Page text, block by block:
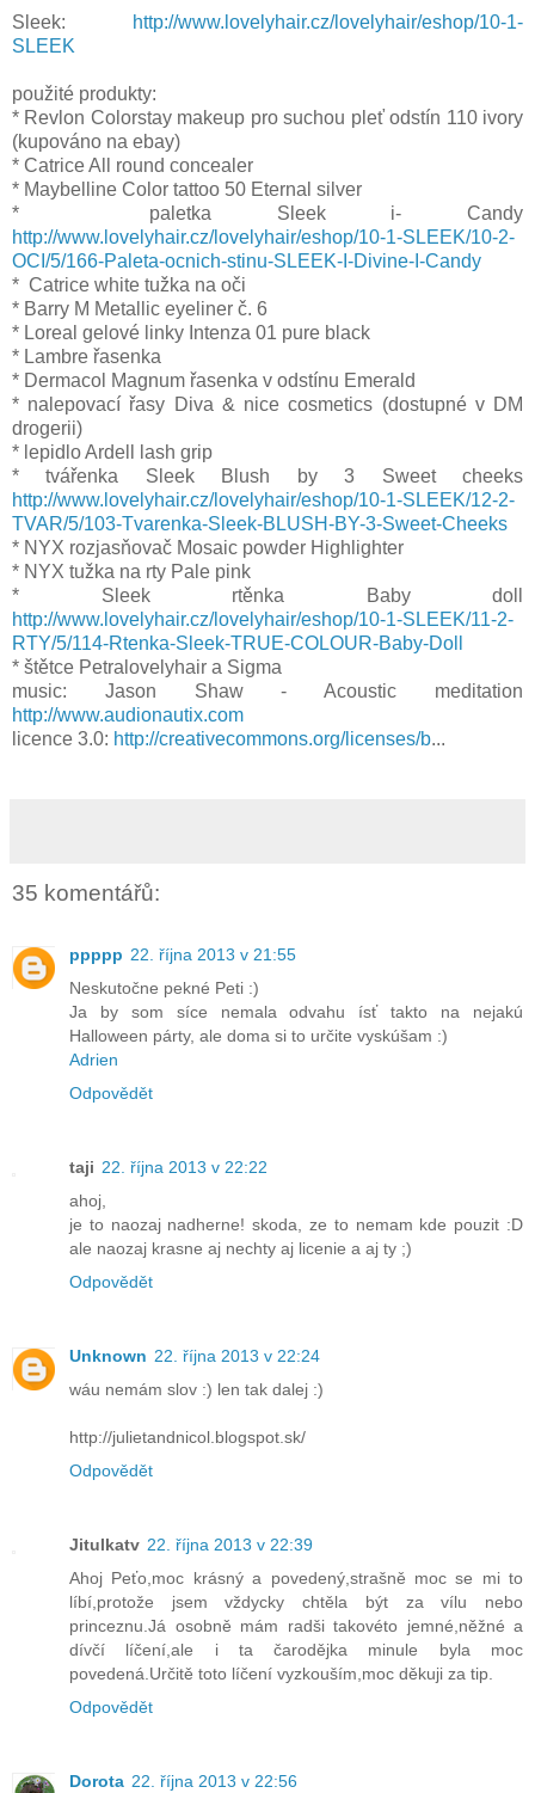
Sleek:
http://www.lovelyhair.cz/lovelyhair/eshop/10-1-
SLEEK
použité produkty:
* Revlon Colorstay makeup pro suchou pleť odstín 110 ivory
(kupováno na ebay)
* Catrice All round concealer
* Maybelline Color tattoo 50 Eternal silver
* paletka Sleek i- Candy
http://www.lovelyhair.cz/lovelyhair/eshop/10-1-SLEEK/10-2-
OCI/5/166-Paleta-ocnich-stinu-SLEEK-I-Divine-I-Candy
* Catrice white tužka na oči
* Barry M Metallic eyeliner č. 6
* Loreal gelové linky Intenza 01 pure black
* Lambre řasenka
* Dermacol Magnum řasenka v odstínu Emerald
* nalepovací řasy Diva & nice cosmetics (dostupné v DM
drogerii)
* lepidlo Ardell lash grip
* tvářenka Sleek Blush by 3 Sweet cheeks
http://www.lovelyhair.cz/lovelyhair/eshop/10-1-SLEEK/12-2-
TVAR/5/103-Tvarenka-Sleek-BLUSH-BY-3-Sweet-Cheeks
* NYX rozjasňovač Mosaic powder Highlighter
* NYX tužka na rty Pale pink
* Sleek rtěnka Baby doll
http://www.lovelyhair.cz/lovelyhair/eshop/10-1-SLEEK/11-2-
RTY/5/114-Rtenka-Sleek-TRUE-COLOUR-Baby-Doll
* štětce Petralovelyhair a Sigma
music: Jason Shaw - Acoustic meditation
http://www.audionautix.com
licence 3.0: http://creativecommons.org/licenses/b...
35 komentářů:
ppppp 22. října 2013 v 21:55
Neskutočne pekné Peti :)
Ja by som síce nemala odvahu ísť takto na nejakú
Halloween párty, ale doma si to určite vyskúšam :)
Adrien
Odpovědět
taji 22. října 2013 v 22:22
ahoj,
je to naozaj nadherne! skoda, ze to nemam kde pouzit :D
ale naozaj krasne aj nechty aj licenie a aj ty ;)
Odpovědět
Unknown 22. října 2013 v 22:24
wáu nemám slov :) len tak dalej :)
http://julietandnicol.blogspot.sk/
Odpovědět
Jitulkatv 22. října 2013 v 22:39
Ahoj Peťo,moc krásný a povedený,strašně moc se mi to
líbí,protože jsem vždycky chtěla být za vílu nebo
princeznu.Já osobně mám radši takovéto jemné,něžné a
dívčí líčení,ale i ta čarodějka minule byla moc
povedená.Určitě toto líčení vyzkouším,moc děkuji za tip.
Odpovědět
Dorota 22. října 2013 v 22:56